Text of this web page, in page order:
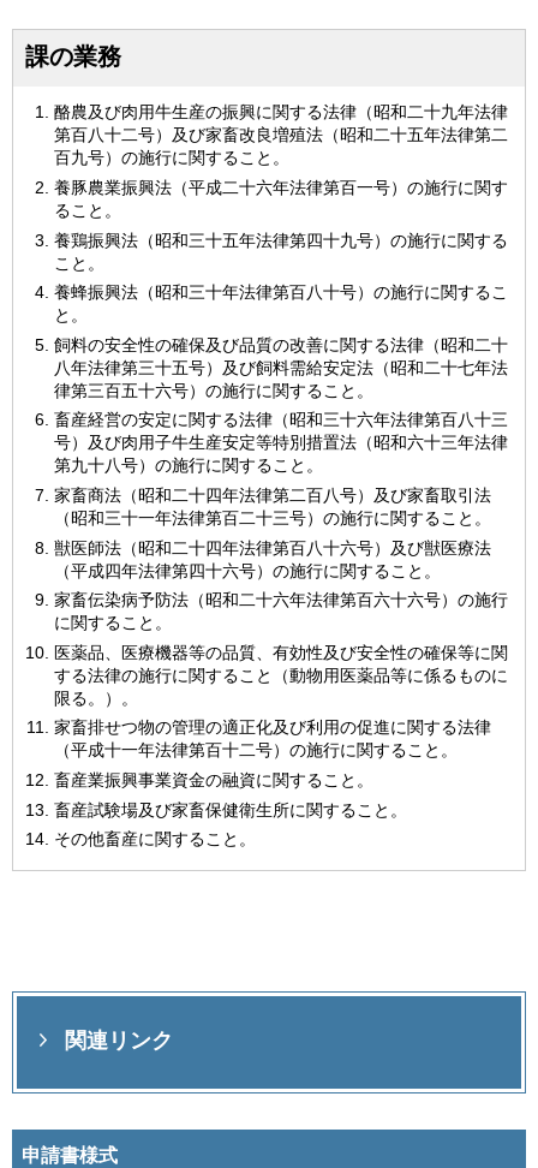
課の業務
酪農及び肉用牛生産の振興に関する法律（昭和二十九年法律
第百八十二号）及び家畜改良増殖法（昭和二十五年法律第二
百九号）の施行に関すること。
養豚農業振興法（平成二十六年法律第百一号）の施行に関す
ること。
養鶏振興法（昭和三十五年法律第四十九号）の施行に関する
こと。
養蜂振興法（昭和三十年法律第百八十号）の施行に関するこ
と。
飼料の安全性の確保及び品質の改善に関する法律（昭和二十
八年法律第三十五号）及び飼料需給安定法（昭和二十七年法
律第三百五十六号）の施行に関すること。
畜産経営の安定に関する法律（昭和三十六年法律第百八十三
号）及び肉用子牛生産安定等特別措置法（昭和六十三年法律
第九十八号）の施行に関すること。
家畜商法（昭和二十四年法律第二百八号）及び家畜取引法
（昭和三十一年法律第百二十三号）の施行に関すること。
獣医師法（昭和二十四年法律第百八十六号）及び獣医療法
（平成四年法律第四十六号）の施行に関すること。
家畜伝染病予防法（昭和二十六年法律第百六十六号）の施行
に関すること。
医薬品、医療機器等の品質、有効性及び安全性の確保等に関
する法律の施行に関すること（動物用医薬品等に係るものに
限る。）。
家畜排せつ物の管理の適正化及び利用の促進に関する法律
（平成十一年法律第百十二号）の施行に関すること。
畜産業振興事業資金の融資に関すること。
畜産試験場及び家畜保健衛生所に関すること。
その他畜産に関すること。
関連リンク
申請書様式